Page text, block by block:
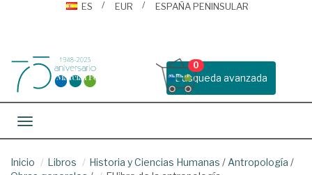
ES
EUR ESPAÑA PENINSULAR
Busqueda avanzada
0
Toggle navigation
Inicio Libros Historia y Ciencias Humanas / Antropología /